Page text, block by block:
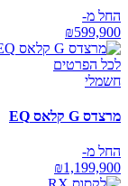
החל מ-
₪599,900
לכל הפרטים
חשמלי
מרצדס G קלאס EQ
החל מ-
₪1,199,900